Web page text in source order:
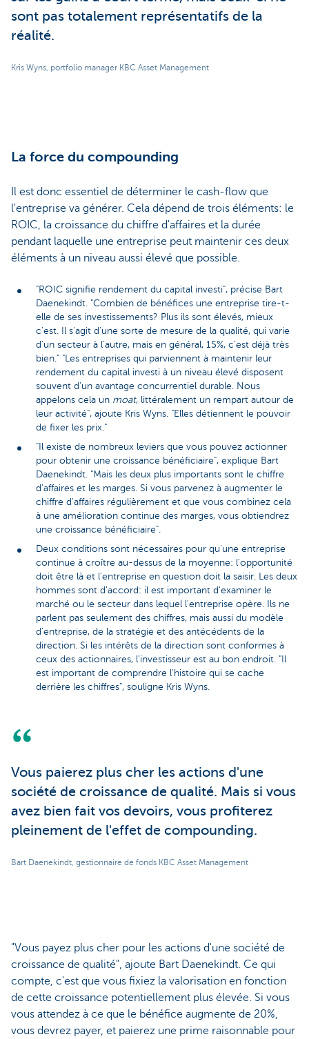
sont pas totalement représentatifs de la
réalité.
Kris Wyns, portfolio manager KBC Asset Management
La force du compounding
Il est donc essentiel de déterminer le cash-flow que
l'entreprise va générer. Cela dépend de trois éléments: le
ROIC, la croissance du chiffre d'affaires et la durée
pendant laquelle une entreprise peut maintenir ces deux
éléments à un niveau aussi élevé que possible.
"ROIC signifie rendement du capital investi", précise Bart
Daenekindt. "Combien de bénéfices une entreprise tire-t-
elle de ses investissements? Plus ils sont élevés, mieux
c'est. Il s'agit d'une sorte de mesure de la qualité, qui varie
d’un secteur à l’autre, mais en général, 15%, c'est déjà très
bien." "Les entreprises qui parviennent à maintenir leur
rendement du capital investi à un niveau élevé disposent
souvent d'un avantage concurrentiel durable. Nous
appelons cela un moat, littéralement un rempart autour de
leur activité", ajoute Kris Wyns. "Elles détiennent le pouvoir
de fixer les prix."
"Il existe de nombreux leviers que vous pouvez actionner
pour obtenir une croissance bénéficiaire", explique Bart
Daenekindt. "Mais les deux plus importants sont le chiffre
d'affaires et les marges. Si vous parvenez à augmenter le
chiffre d'affaires régulièrement et que vous combinez cela
à une amélioration continue des marges, vous obtiendrez
une croissance bénéficiaire".
Deux conditions sont nécessaires pour qu'une entreprise
continue à croître au-dessus de la moyenne: l'opportunité
doit être là et l'entreprise en question doit la saisir. Les deux
hommes sont d'accord: il est important d'examiner le
marché ou le secteur dans lequel l'entreprise opère. Ils ne
parlent pas seulement des chiffres, mais aussi du modèle
d'entreprise, de la stratégie et des antécédents de la
direction. Si les intérêts de la direction sont conformes à
ceux des actionnaires, l'investisseur est au bon endroit. "Il
est important de comprendre l'histoire qui se cache
derrière les chiffres", souligne Kris Wyns.
Vous paierez plus cher les actions d'une
société de croissance de qualité. Mais si vous
avez bien fait vos devoirs, vous profiterez
pleinement de l'effet de compounding.
Bart Daenekindt, gestionnaire de fonds KBC Asset Management
"Vous payez plus cher pour les actions d'une société de
croissance de qualité", ajoute Bart Daenekindt. Ce qui
compte, c'est que vous fixiez la valorisation en fonction
de cette croissance potentiellement plus élevée. Si vous
vous attendez à ce que le bénéfice augmente de 20%,
vous devrez payer, et paierez une prime raisonnable pour